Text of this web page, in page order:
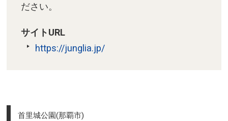
番外編：エリア別 おすすめホテル
ださい。
サイトURL
https://junglia.jp/
首里城公園(那覇市)